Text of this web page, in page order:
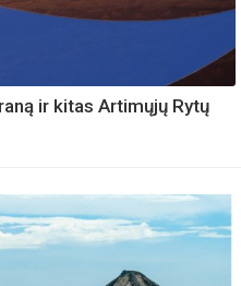
ir kitas Artimųjų Rytų